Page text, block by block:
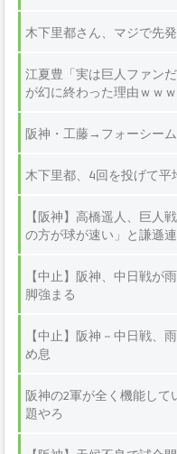
木下里都さん、マジで先
江夏豊「実は巨人ファン
が幻に終わった理由ｗｗｗ
阪神・工藤→フォーシー
木下里都、4回を投げて平
【阪神】高橋遥人、巨人
の方が球が速い」と謙遜
【中止】阪神、中日戦が
脚強まる
【中止】阪神－中日戦、
め息
阪神の2軍が全く機能し
題やろ